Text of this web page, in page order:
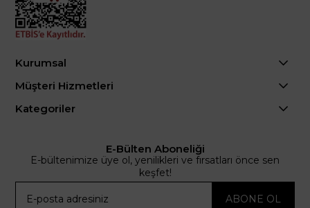
Kurumsal
Müşteri Hizmetleri
Kategoriler
E-Bülten Aboneliği
E-bültenimize üye ol, yenilikleri ve fırsatları önce sen
keşfet!
ABONE OL